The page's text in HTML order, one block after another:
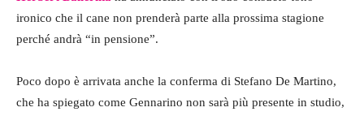
ironico che il cane non prenderà parte alla prossima stagione
perché andrà “in pensione”.
Poco dopo è arrivata anche la conferma di Stefano De Martino,
che ha spiegato come Gennarino non sarà più presente in studio,